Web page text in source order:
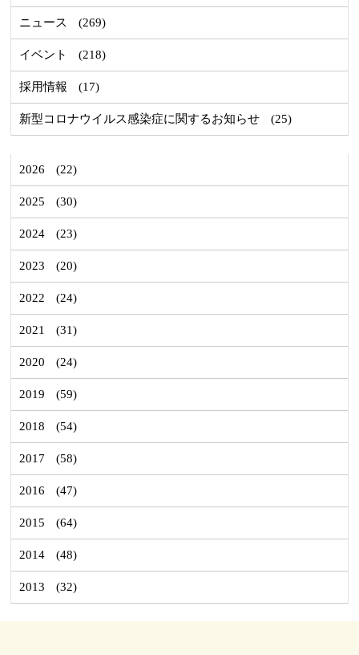
ニュース (269)
イベント (218)
採用情報 (17)
新型コロナウイルス感染症に関するお知らせ (25)
2026 (22)
2025 (30)
2024 (23)
2023 (20)
2022 (24)
2021 (31)
2020 (24)
2019 (59)
2018 (54)
2017 (58)
2016 (47)
2015 (64)
2014 (48)
2013 (32)